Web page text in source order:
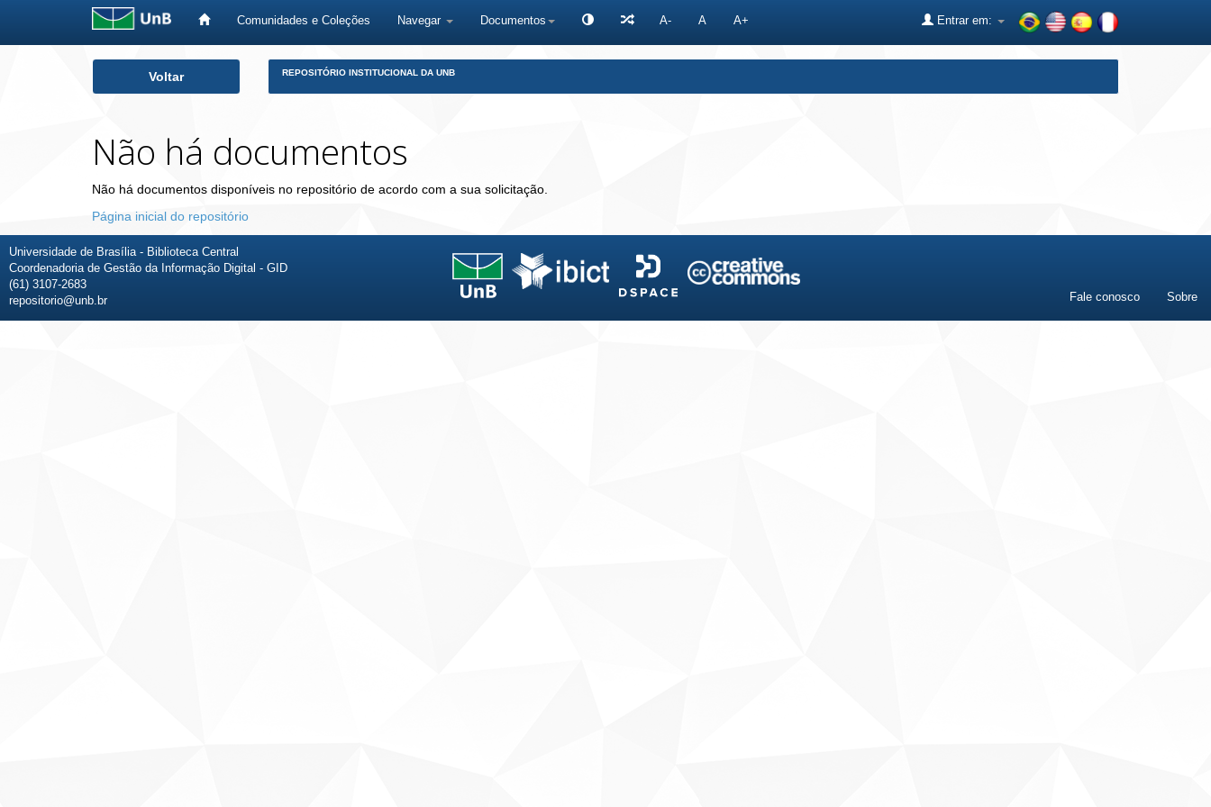
Comunidades e Coleções Navegar Documentos A- A A+ Entrar em:
Voltar REPOSITÓRIO INSTITUCIONAL DA UNB
Não há documentos
Não há documentos disponíveis no repositório de acordo com a sua solicitação.
Página inicial do repositório
Universidade de Brasília - Biblioteca Central
Coordenadoria de Gestão da Informação Digital - GID
(61) 3107-2683
repositorio@unb.br
Fale conosco Sobre